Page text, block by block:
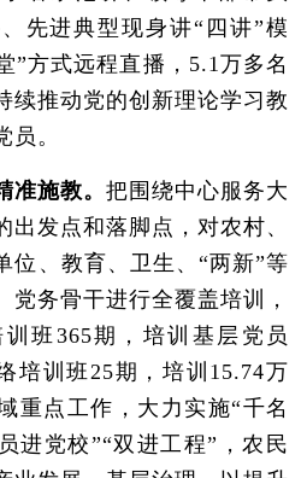
先进典型现身讲“四讲”模
”方式远程直播，5.1万多名
续推动党的创新理论学习教
。
准施教。 把围绕中心服务大
出发点和落脚点，对农村、
位、教育、卫生、“两新”等
党务骨干进行全覆盖培训，
班365期，培训基层党员
培训班25期，培训15.74万
重点工作，大力实施“千名
进党校”“双进工程”，农民